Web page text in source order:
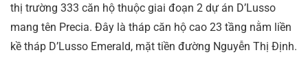
thị trường 333 căn hộ thuộc giai đoạn 2 dự án D’Lusso
mang tên Precia. Đây là tháp căn hộ cao 23 tầng nằm liền
kề tháp D’Lusso Emerald, mặt tiền đường Nguyễn Thị Định.